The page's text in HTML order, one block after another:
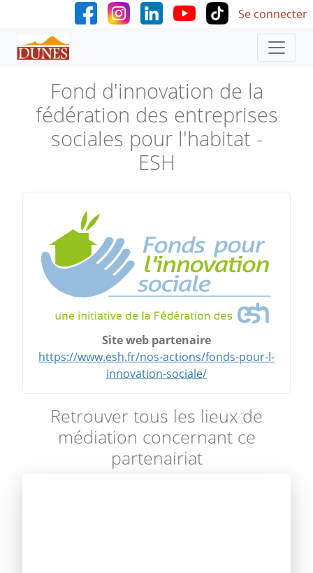
Aller au contenu principal User
Se connecter
Fond d'innovation de la
fédération des entreprises
sociales pour l'habitat -
ESH
Site web partenaire
https://www.esh.fr/nos-actions/fonds-pour-l-
innovation-sociale/
Retrouver tous les lieux de
médiation concernant ce
partenairiat